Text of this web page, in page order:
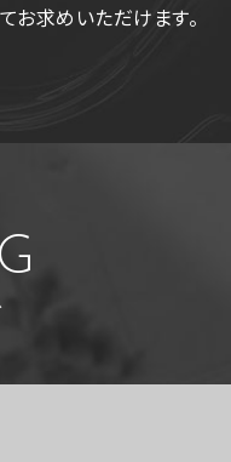
お求めいただけます。